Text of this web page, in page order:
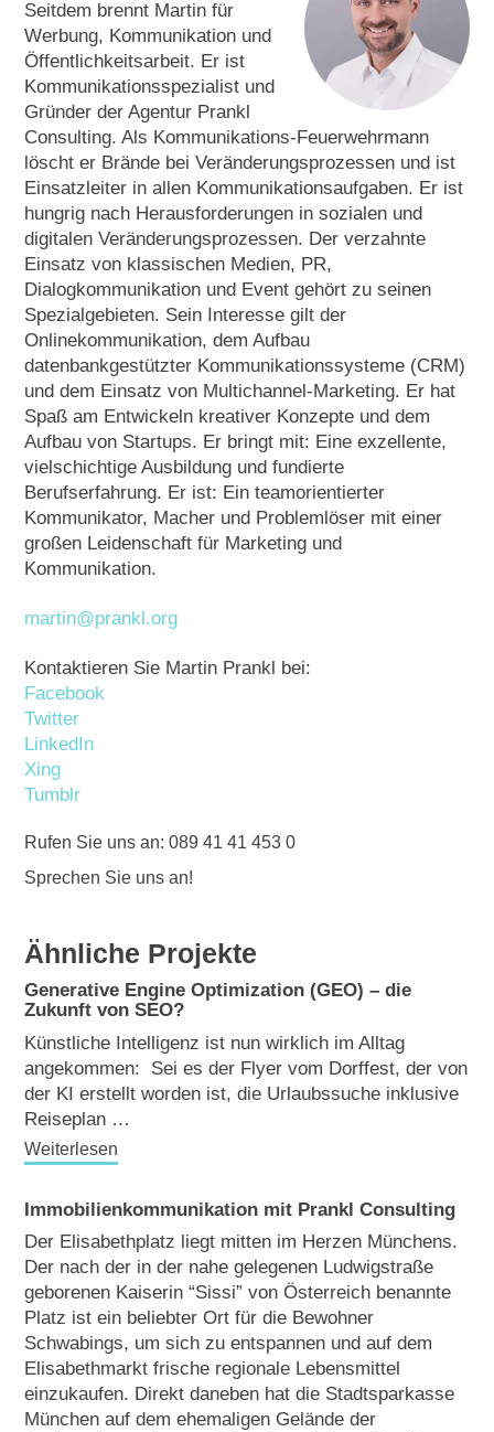
Seitdem brennt Martin für
Werbung, Kommunikation und
Öffentlichkeitsarbeit. Er ist
Kommunikationsspezialist und
Gründer der Agentur Prankl
Consulting. Als Kommunikations-Feuerwehrmann
löscht er Brände bei Veränderungsprozessen und ist
Einsatzleiter in allen Kommunikationsaufgaben. Er ist
hungrig nach Herausforderungen in sozialen und
digitalen Veränderungsprozessen. Der verzahnte
Einsatz von klassischen Medien, PR,
Dialogkommunikation und Event gehört zu seinen
Spezialgebieten. Sein Interesse gilt der
Onlinekommunikation, dem Aufbau
datenbankgestützter Kommunikationssysteme (CRM)
und dem Einsatz von Multichannel-Marketing. Er hat
Spaß am Entwickeln kreativer Konzepte und dem
Aufbau von Startups. Er bringt mit: Eine exzellente,
vielschichtige Ausbildung und fundierte
Berufserfahrung. Er ist: Ein teamorientierter
Kommunikator, Macher und Problemlöser mit einer
großen Leidenschaft für Marketing und
Kommunikation.
martin@prankl.org
Kontaktieren Sie Martin Prankl bei:
Facebook
Twitter
LinkedIn
Xing
Tumblr
Rufen Sie uns an: 089 41 41 453 0
Sprechen Sie uns an!
Ähnliche Projekte
Generative Engine Optimization (GEO) – die
Zukunft von SEO?
Künstliche Intelligenz ist nun wirklich im Alltag
angekommen: Sei es der Flyer vom Dorffest, der von
der KI erstellt worden ist, die Urlaubssuche inklusive
Reiseplan …
Weiterlesen
Immobilienkommunikation mit Prankl Consulting
Der Elisabethplatz liegt mitten im Herzen Münchens.
Der nach der in der nahe gelegenen Ludwigstraße
geborenen Kaiserin “Sissi” von Österreich benannte
Platz ist ein beliebter Ort für die Bewohner
Schwabings, um sich zu entspannen und auf dem
Elisabethmarkt frische regionale Lebensmittel
einzukaufen. Direkt daneben hat die Stadtsparkasse
München auf dem ehemaligen Gelände der